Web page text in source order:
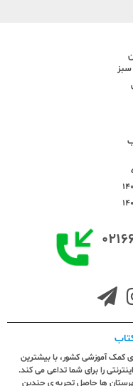
کمک آموزشی کشور، با بیشترین
را برای شما تداعی می کند.
شهرستان ها حاصل تجربه ی چندین